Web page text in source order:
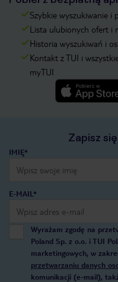
Szybkie wyszukiwanie i
Lista ulubionych ofert i
Historia wyszukiwań i
Kontakt z TUI i
myTUI
Zapisz
IMIĘ*
E-MAIL*
Wyrażam zgodę na
Poland Sp. z o.o. i TUI
marketingowych, w
przetwarzaniu danych
komunikacji (e-mail),